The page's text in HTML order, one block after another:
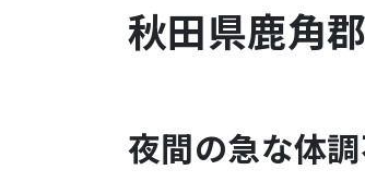
秋田県鹿角
夜間の急な体